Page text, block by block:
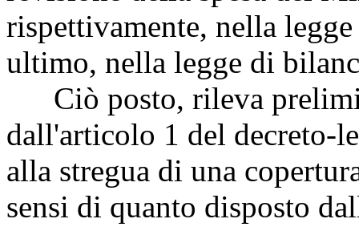
rispettivamente, nella
ultimo, nella legge di
Ciò posto, rileva
dall'articolo 1 del decreto-
alla stregua di una
sensi di quanto disposto